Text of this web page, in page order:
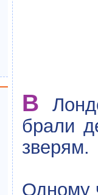
В
брали
зверям.
Одному